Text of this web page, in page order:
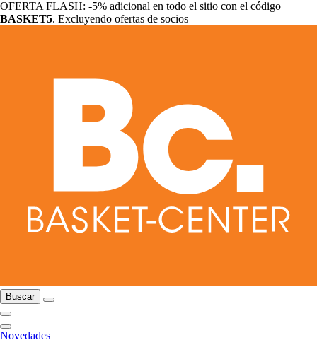
OFERTA FLASH: -5% adicional en todo el sitio con el código
BASKET5. Excluyendo ofertas de socios
Buscar
Novedades